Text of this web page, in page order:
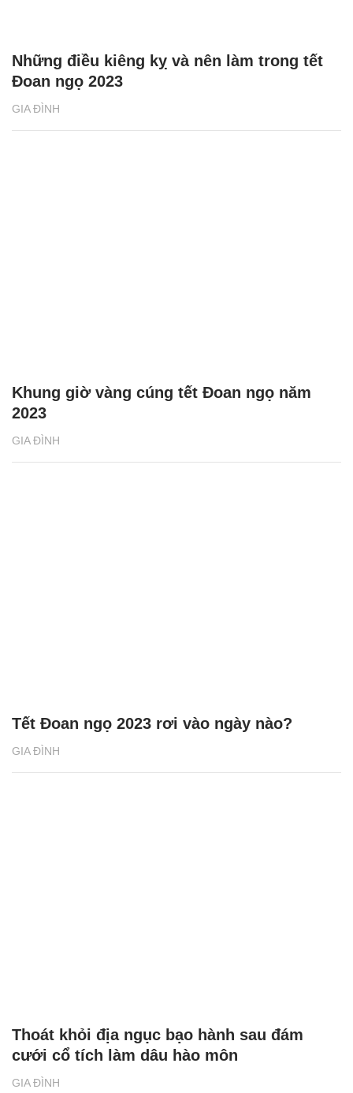
GIA ĐÌNH
Những điều kiêng kỵ và nên làm trong tết
Đoan ngọ 2023
GIA ĐÌNH
Khung giờ vàng cúng tết Đoan ngọ năm
2023
GIA ĐÌNH
Tết Đoan ngọ 2023 rơi vào ngày nào?
GIA ĐÌNH
Thoát khỏi địa ngục bạo hành sau đám
cưới cổ tích làm dâu hào môn